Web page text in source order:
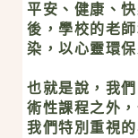
平安、健康、
後，學校的老
染，以心靈環
也就是說，我
術性課程之外
我們特別重視